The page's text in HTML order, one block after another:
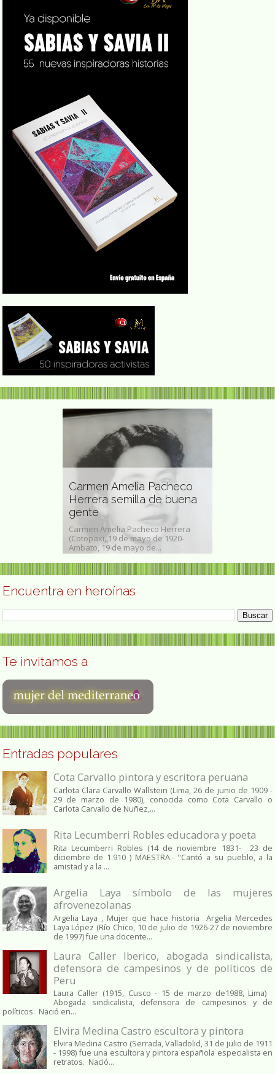
Carmen Amelia Pacheco
Herrera semilla de buena
gente
Carmen Amelia Pacheco Herrera
(Cotopaxi, 19 de mayo de 1920-
Ambato, 19 de mayo de...
Encuentra en heroínas
Te invitamos a
Entradas populares
Cota Carvallo pintora y escritora peruana
Carlota Clara Carvallo Wallstein (Lima, 26 de junio de 1909 -
29 de marzo de 1980), conocida como Cota Carvallo o
Carlota Carvallo de Nuñez,...
Rita Lecumberri Robles educadora y poeta
Rita Lecumberri Robles (14 de noviembre 1831- 23 de
diciembre de 1.910 ) MAESTRA.- "Cantó a su pueblo, a la
amistad y a la ...
Argelia Laya símbolo de las mujeres
afrovenezolanas
Argelia Laya , Mujer que hace historia Argelia Mercedes
Laya López (Río Chico, 10 de julio de 1926-27 de noviembre
de 1997) fue una docente...
Laura Caller Iberico, abogada sindicalista,
defensora de campesinos y de políticos de
Peru
Laura Caller (1915, Cusco - 15 de marzo de1988, Lima)
Abogada sindicalista, defensora de campesinos y de
políticos. Nació en...
Elvira Medina Castro escultora y pintora
Elvira Medina Castro (Serrada, Valladolid, 31 de julio de 1911
- 1998) fue una escultora y pintora española especialista en
retratos. Nació...